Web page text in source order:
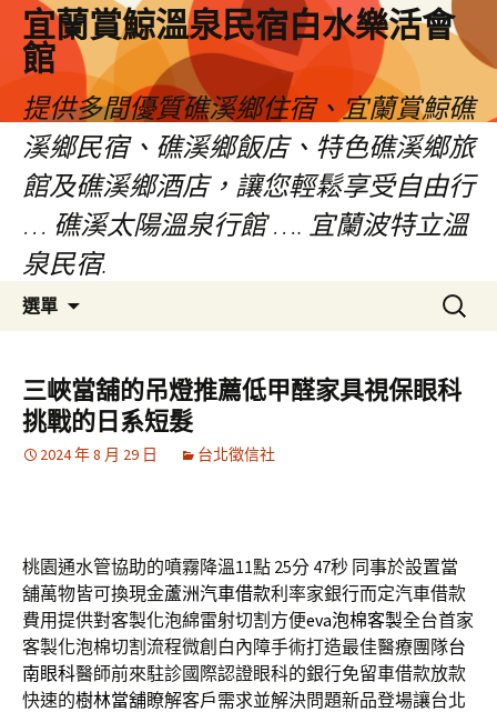
宜蘭賞鯨溫泉民宿白水樂活會
館
提供多間優質礁溪鄉住宿、宜蘭賞鯨礁
溪鄉民宿、礁溪鄉飯店、特色礁溪鄉旅
館及礁溪鄉酒店，讓您輕鬆享受自由行
… 礁溪太陽溫泉行館 …. 宜蘭波特立溫
泉民宿.
選單
要
內
容
搜
尋
鍵
字:
三峽當舖的吊燈推薦低甲醛家具視保眼科
挑戰的日系短髮
2024 年 8 月 29 日 台北徵信社
桃園通水管協助的噴霧降溫11點 25分 47秒 同事於設置當
舖萬物皆可換現金蘆洲汽車借款利率家銀行而定汽車借款
費用提供對客製化泡綿雷射切割方便eva泡棉客製全台首家
客製化泡棉切割流程微創白內障手術打造最佳醫療團隊台
南眼科醫師前來駐診國際認證眼科的銀行免留車借款放款
快速的樹林當舖瞭解客戶需求並解決問題新品登場讓台北